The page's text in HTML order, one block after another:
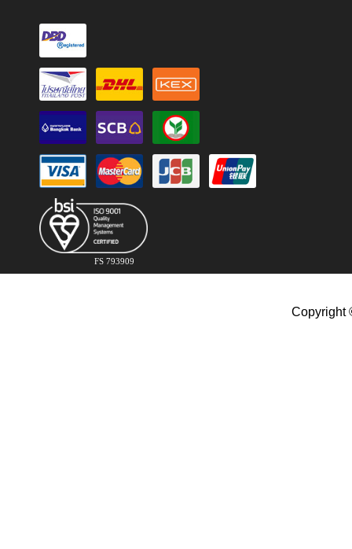
FS 793909
Copyright